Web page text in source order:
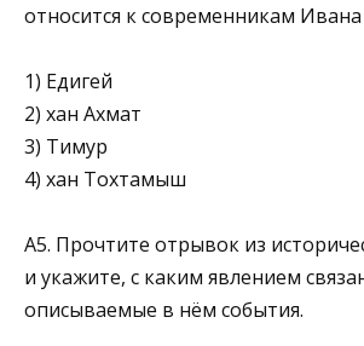
относится к совре­менникам Ивана
1) Едигей
2) хан Ахмат
3) Тимур
4) хан Тохтамыш
A5. Прочтите отрывок из
и укажите, с каким явлением
описываемые в нём события.